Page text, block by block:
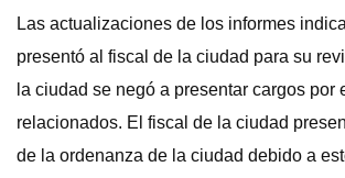
Las actualizaciones de los informes
presentó al fiscal de la ciudad para su
la ciudad se negó a presentar cargos por
relacionados. El fiscal de la ciudad
de la ordenanza de la ciudad debido a